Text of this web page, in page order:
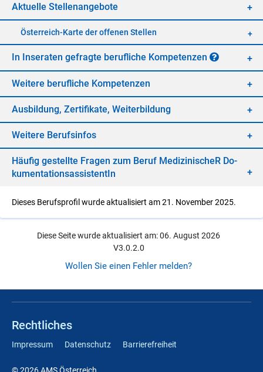
Ak­tu­el­le Stel­len­an­ge­bo­te
Öster­reich-Kar­te der of­fe­nen Stel­len
In In­se­ra­ten ge­frag­te be­ruf­li­che Kom­pe­ten­zen
Wei­te­re be­ruf­li­che Kom­pe­ten­zen
Aus­bil­dung, Zer­ti­fi­ka­te, Wei­ter­bil­dung
Wei­te­re Be­rufs­in­fos
Häu­fig ge­stell­te Fra­gen zum Be­ruf Me­di­zi­ni­scheR Do­
ku­men­ta­ti­ons­as­sis­ten­tIn
Dieses Berufsprofil wurde aktualisiert am 21. November 2025.
Diese Seite wurde aktualisiert am: 06. August 2026
V3.0.2.0
Wollen Sie einen Fehler melden?
Rechtliches
Impressum Datenschutz Barrierefreiheit